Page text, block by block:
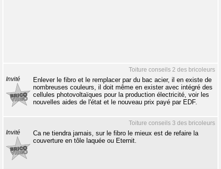
Toiture conseils 2 des bricoleurs
Invité
Enlever le fibro et le remplacer par du bac acier, il en existe de
nombreuses couleurs, il doit même en exister avec intégré des
cellules photovoltaïques pour la production électricité, voir les
nouvelles aides de l'état et le nouveau prix payé par EDF.
Toiture conseils 3 des bricoleurs
Invité
Ca ne tiendra jamais, sur le fibro le mieux est de refaire la
couverture en tôle laquée ou Eternit.